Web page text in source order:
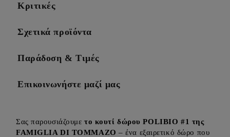
Κριτικές
Σχετικά προϊόντα
Παράδοση & Τιμές
Επικοινωνήστε μαζί μας
Σας παρουσιάζουμετο κουτί δώρου POLIBIO #1 της
FAMIGLIA DI TOMMAZO – ένα εξαιρετικό δώρο που